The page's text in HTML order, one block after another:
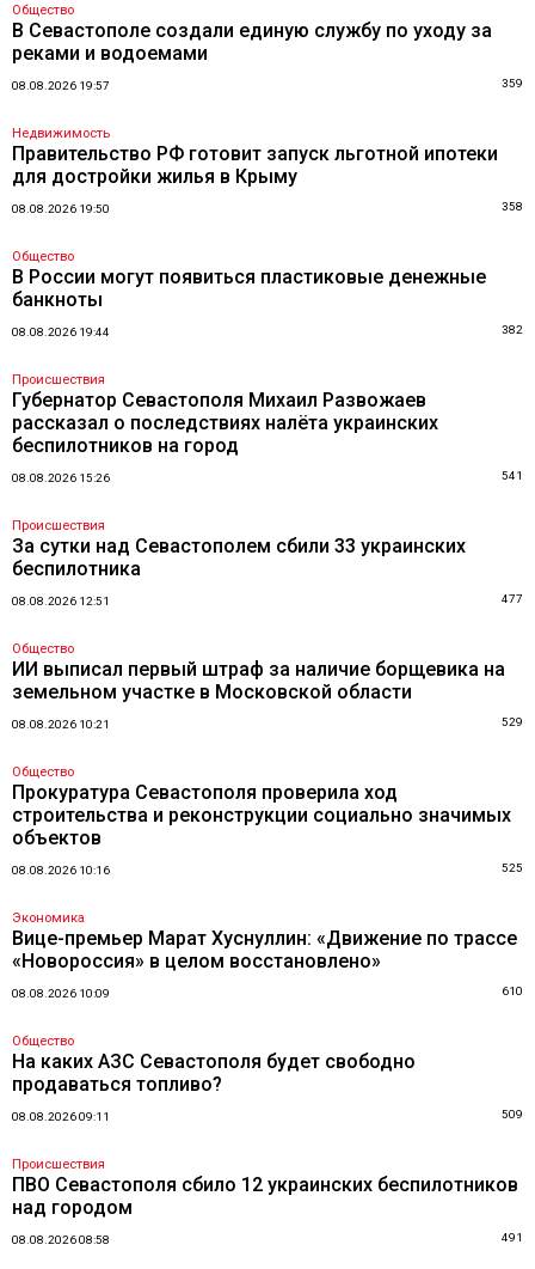
Общество
В Севастополе создали единую службу по уходу за
реками и водоемами
08.08.2026 19:57 359
Недвижимость
Правительство РФ готовит запуск льготной ипотеки
для достройки жилья в Крыму
08.08.2026 19:50 358
Общество
В России могут появиться пластиковые денежные
банкноты
08.08.2026 19:44 382
Происшествия
Губернатор Севастополя Михаил Развожаев
рассказал о последствиях налёта украинских
беспилотников на город
08.08.2026 15:26 541
Происшествия
За сутки над Севастополем сбили 33 украинских
беспилотника
08.08.2026 12:51 477
Общество
ИИ выписал первый штраф за наличие борщевика на
земельном участке в Московской области
08.08.2026 10:21 529
Общество
Прокуратура Севастополя проверила ход
строительства и реконструкции социально значимых
объектов
08.08.2026 10:16 525
Экономика
Вице-премьер Марат Хуснуллин: «Движение по трассе
«Новороссия» в целом восстановлено»
08.08.2026 10:09 610
Общество
На каких АЗС Севастополя будет свободно
продаваться топливо?
08.08.2026 09:11 509
Происшествия
ПВО Севастополя сбило 12 украинских беспилотников
над городом
08.08.2026 08:58 491